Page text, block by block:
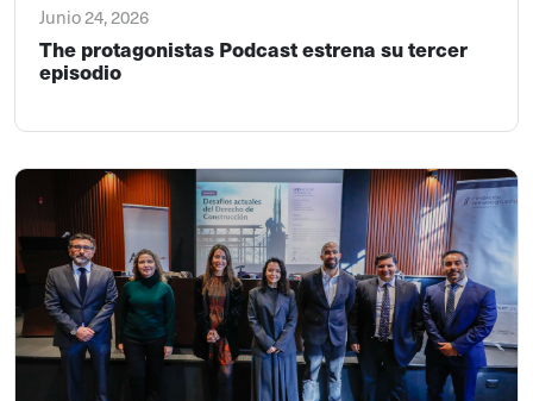
Junio 24, 2026
The protagonistas Podcast estrena su tercer
episodio